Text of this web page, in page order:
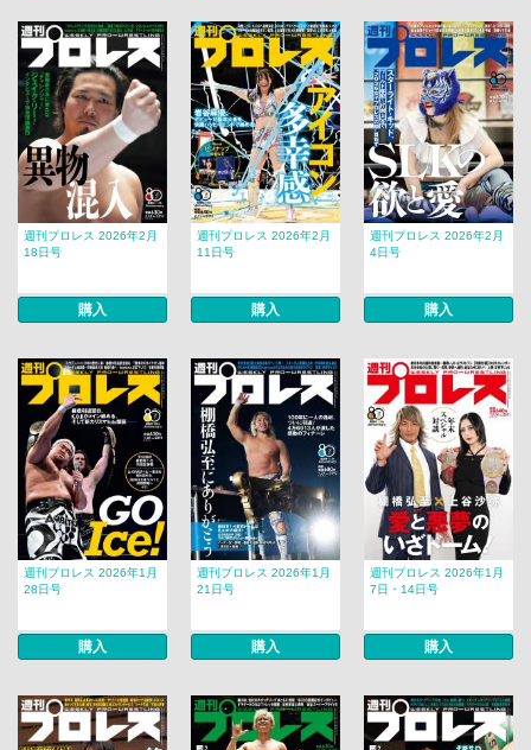
週刊プロレス 2026年2月
18日号
購入
週刊プロレス 2026年2月
11日号
購入
週刊プロレス 2026年2月
4日号
購入
週刊プロレス 2026年1月
28日号
購入
週刊プロレス 2026年1月
21日号
購入
週刊プロレス 2026年1月
7日・14日号
購入